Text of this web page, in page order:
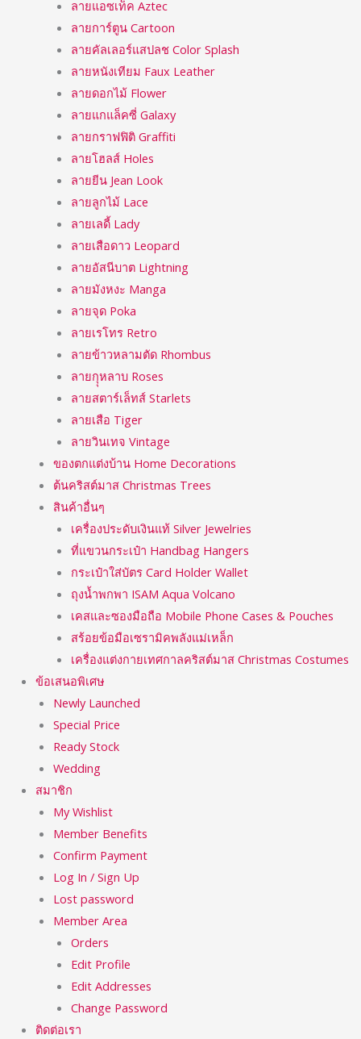
ลายแอซเท็ค Aztec
ลายการ์ตูน Cartoon
ลายคัลเลอร์แสปลช Color Splash
ลายหนังเทียม Faux Leather
ลายดอกไม้ Flower
ลายแกแล็คซี่ Galaxy
ลายกราฟฟิติ Graffiti
ลายโฮลส์ Holes
ลายยีน Jean Look
ลายลูกไม้ Lace
ลายเลดี้ Lady
ลายเสือดาว Leopard
ลายอัสนีบาต Lightning
ลายมังหงะ Manga
ลายจุด Poka
ลายเรโทร Retro
ลายข้าวหลามตัด Rhombus
ลายกุุหลาบ Roses
ลายสตาร์เล็ทส์ Starlets
ลายเสือ Tiger
ลายวินเทจ Vintage
ของตกแต่งบ้าน Home Decorations
ต้นคริสต์มาส Christmas Trees
สินค้าอื่นๆ
เครื่องประดับเงินแท้ Silver Jewelries
ที่แขวนกระเป๋า Handbag Hangers
กระเป๋าใส่บัตร Card Holder Wallet
ถุงน้ำพกพา ISAM Aqua Volcano
เคสและซองมือถือ Mobile Phone Cases & Pouches
สร้อยข้อมือเซรามิคพลังแม่เหล็ก
เครื่องแต่งกายเทศกาลคริสต์มาส Christmas Costumes
ข้อเสนอพิเศษ
Newly Launched
Special Price
Ready Stock
Wedding
สมาชิก
My Wishlist
Member Benefits
Confirm Payment
Log In / Sign Up
Lost password
Member Area
Orders
Edit Profile
Edit Addresses
Change Password
ติดต่อเรา